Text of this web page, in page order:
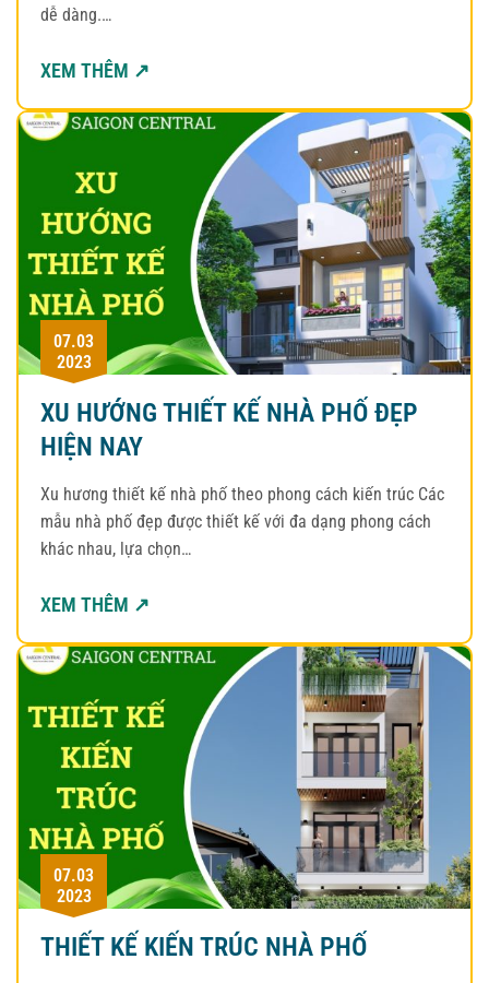
dễ dàng.…
XEM THÊM ↗
07.03
2023
XU HƯỚNG THIẾT KẾ NHÀ PHỐ ĐẸP
HIỆN NAY
Xu hương thiết kế nhà phố theo phong cách kiến trúc Các
mẫu nhà phố đẹp được thiết kế với đa dạng phong cách
khác nhau, lựa chọn…
XEM THÊM ↗
07.03
2023
THIẾT KẾ KIẾN TRÚC NHÀ PHỐ